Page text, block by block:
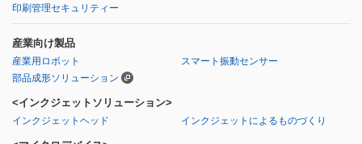
印刷管理セキュリティー
産業向け製品
産業用ロボット
スマート振動センサー
部品成形ソリューション
<インクジェットソリューション>
インクジェットヘッド インクジェットによるものづくり